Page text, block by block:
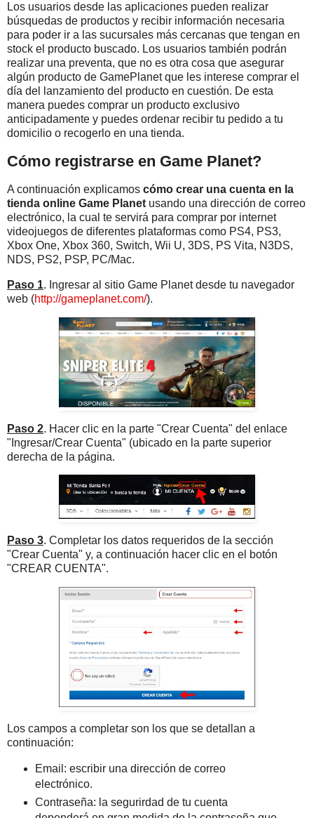
Los usuarios desde las aplicaciones pueden realizar
búsquedas de productos y recibir información necesaria
para poder ir a las sucursales más cercanas que tengan en
stock el producto buscado. Los usuarios también podrán
realizar una preventa, que no es otra cosa que asegurar
algún producto de GamePlanet que les interese comprar el
día del lanzamiento del producto en cuestión. De esta
manera puedes comprar un producto exclusivo
anticipadamente y puedes ordenar recibir tu pedido a tu
domicilio o recogerlo en una tienda.
Cómo registrarse en Game Planet?
A continuación explicamos cómo crear una cuenta en la
tienda online Game Planet usando una dirección de correo
electrónico, la cual te servirá para comprar por internet
videojuegos de diferentes plataformas como PS4, PS3,
Xbox One, Xbox 360, Switch, Wii U, 3DS, PS Vita, N3DS,
NDS, PS2, PSP, PC/Mac.
Paso 1. Ingresar al sitio Game Planet desde tu navegador
web (http://gameplanet.com/).
Paso 2. Hacer clic en la parte "Crear Cuenta" del enlace
"Ingresar/Crear Cuenta" (ubicado en la parte superior
derecha de la página.
Paso 3. Completar los datos requeridos de la sección
"Crear Cuenta" y, a continuación hacer clic en el botón
"CREAR CUENTA".
Los campos a completar son los que se detallan a
continuación:
Email: escribir una dirección de correo
electrónico.
Contraseña: la segurirdad de tu cuenta